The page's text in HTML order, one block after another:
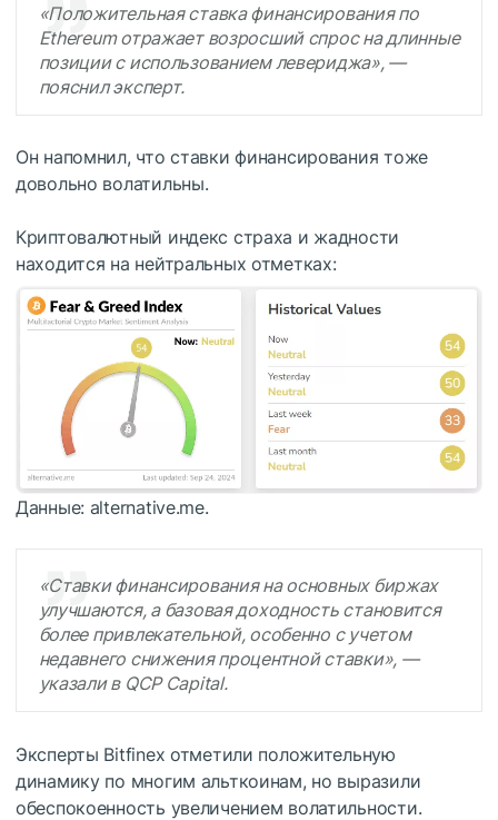
«Положительная ставка финансирования по
Ethereum отражает возросший спрос на длинные
позиции с использованием левериджа», —
пояснил эксперт.
Он напомнил, что ставки финансирования тоже
довольно волатильны.
Криптовалютный индекс страха и жадности
находится на нейтральных отметках:
Данные: alternative.me.
«Ставки финансирования на основных биржах
улучшаются, а базовая доходность становится
более привлекательной, особенно с учетом
недавнего снижения процентной ставки», —
указали в QCP Capital.
Эксперты Bitfinex отметили положительную
динамику по многим альткоинам, но выразили
обеспокоенность увеличением волатильности.